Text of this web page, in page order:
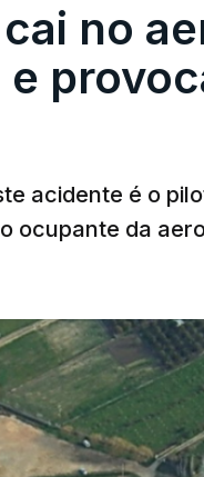
no
acidente é o
ocupante da